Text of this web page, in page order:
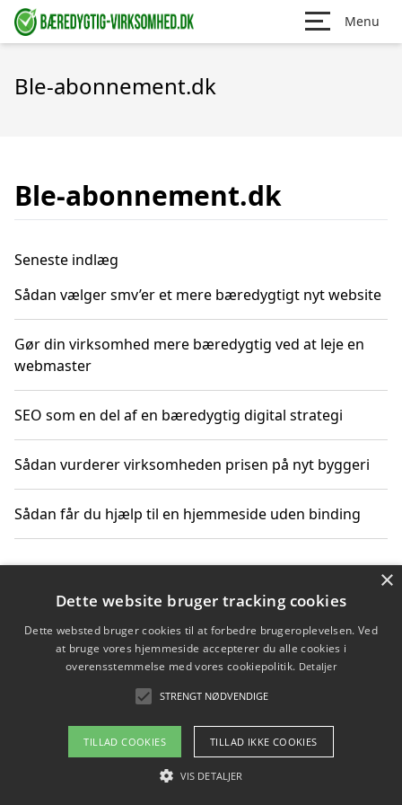
Menu
Ble-abonnement.dk
Ble-abonnement.dk
Seneste indlæg
Sådan vælger smv’er et mere bæredygtigt nyt website
Gør din virksomhed mere bæredygtig ved at leje en
webmaster
SEO som en del af en bæredygtig digital strategi
Sådan vurderer virksomheden prisen på nyt byggeri
Sådan får du hjælp til en hjemmeside uden binding
Copyright 2026 - Pilanto Aps
Om / kontakt
Blog Betingelser
×
Dette website bruger tracking cookies
Dette websted bruger cookies til at forbedre brugeroplevelsen. Ved
at bruge vores hjemmeside accepterer du alle cookies i
overensstemmelse med vores cookiepolitik. Detaljer
STRENGT NØDVENDIGE
TILLAD COOKIES TILLAD IKKE COOKIES
VIS DETALJER